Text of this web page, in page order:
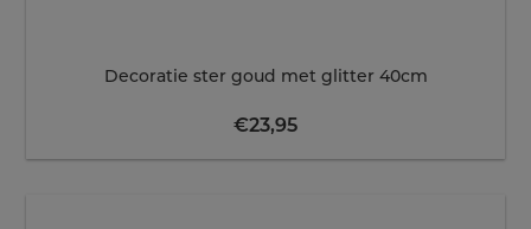
Decoratie ster goud met glitter 40cm
€23,95